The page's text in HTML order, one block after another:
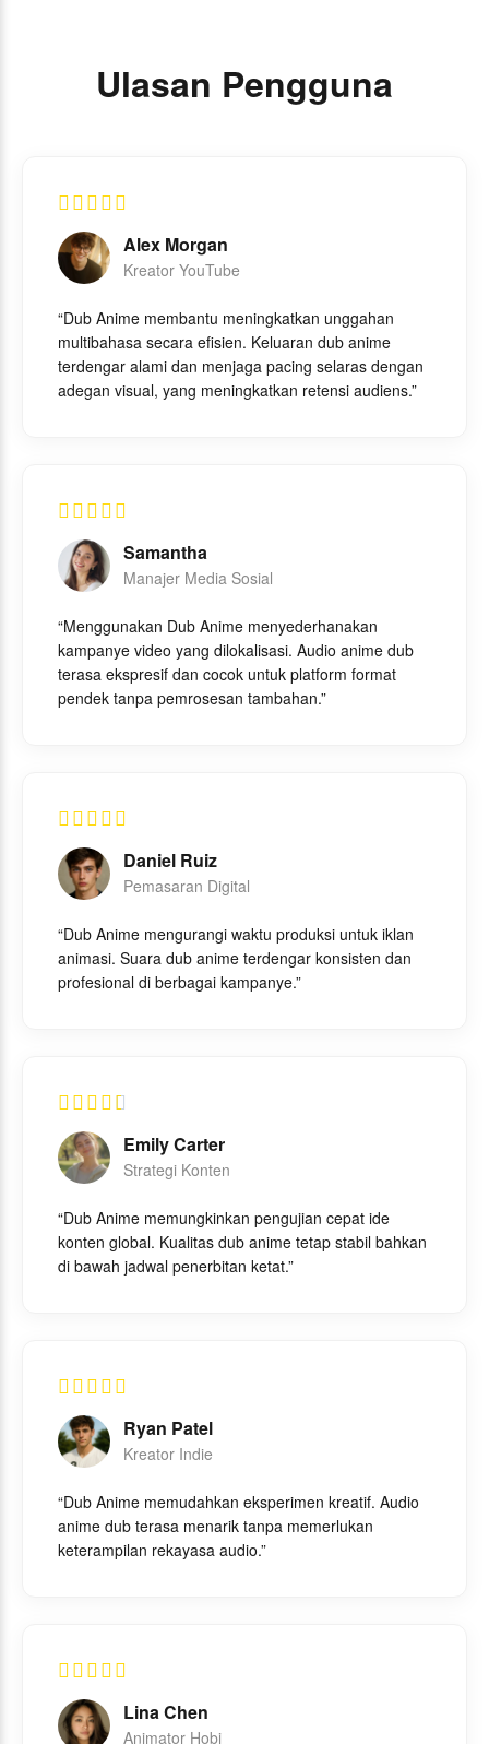
Ulasan Pengguna
Alex Morgan
Kreator YouTube
“Dub Anime membantu meningkatkan unggahan
multibahasa secara efisien. Keluaran dub anime
terdengar alami dan menjaga pacing selaras dengan
adegan visual, yang meningkatkan retensi audiens.”
Samantha
Manajer Media Sosial
“Menggunakan Dub Anime menyederhanakan
kampanye video yang dilokalisasi. Audio anime dub
terasa ekspresif dan cocok untuk platform format
pendek tanpa pemrosesan tambahan.”
Daniel Ruiz
Pemasaran Digital
“Dub Anime mengurangi waktu produksi untuk iklan
animasi. Suara dub anime terdengar konsisten dan
profesional di berbagai kampanye.”
Emily Carter
Strategi Konten
“Dub Anime memungkinkan pengujian cepat ide
konten global. Kualitas dub anime tetap stabil bahkan
di bawah jadwal penerbitan ketat.”
Ryan Patel
Kreator Indie
“Dub Anime memudahkan eksperimen kreatif. Audio
anime dub terasa menarik tanpa memerlukan
keterampilan rekayasa audio.”
Lina Chen
Animator Hobi